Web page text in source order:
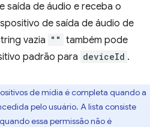
saída de áudio e receba o
de saída de áudio de
vazia "" também pode
padrão para deviceId .
de mídia é completa quando a
pelo usuário. A lista consiste
essa permissão não é